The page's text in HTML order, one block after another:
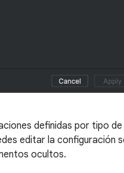
definidas por tipo de
editar la configuración
ocultos.